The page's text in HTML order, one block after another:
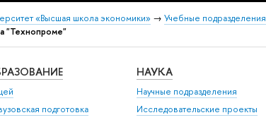
«Высшая школа экономики» → Учебные подразделения
"Технопроме"
подготовка
НАУКА
Научные подразделения
Исследовательские проекты